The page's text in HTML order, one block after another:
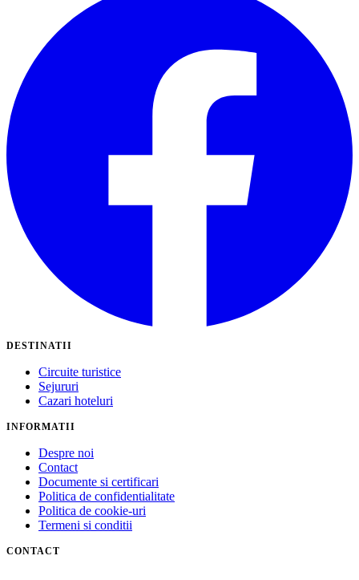
DESTINATII
Circuite turistice
Sejururi
Cazari hoteluri
INFORMATII
Despre noi
Contact
Documente si certificari
Politica de confidentialitate
Politica de cookie-uri
Termeni si conditii
CONTACT